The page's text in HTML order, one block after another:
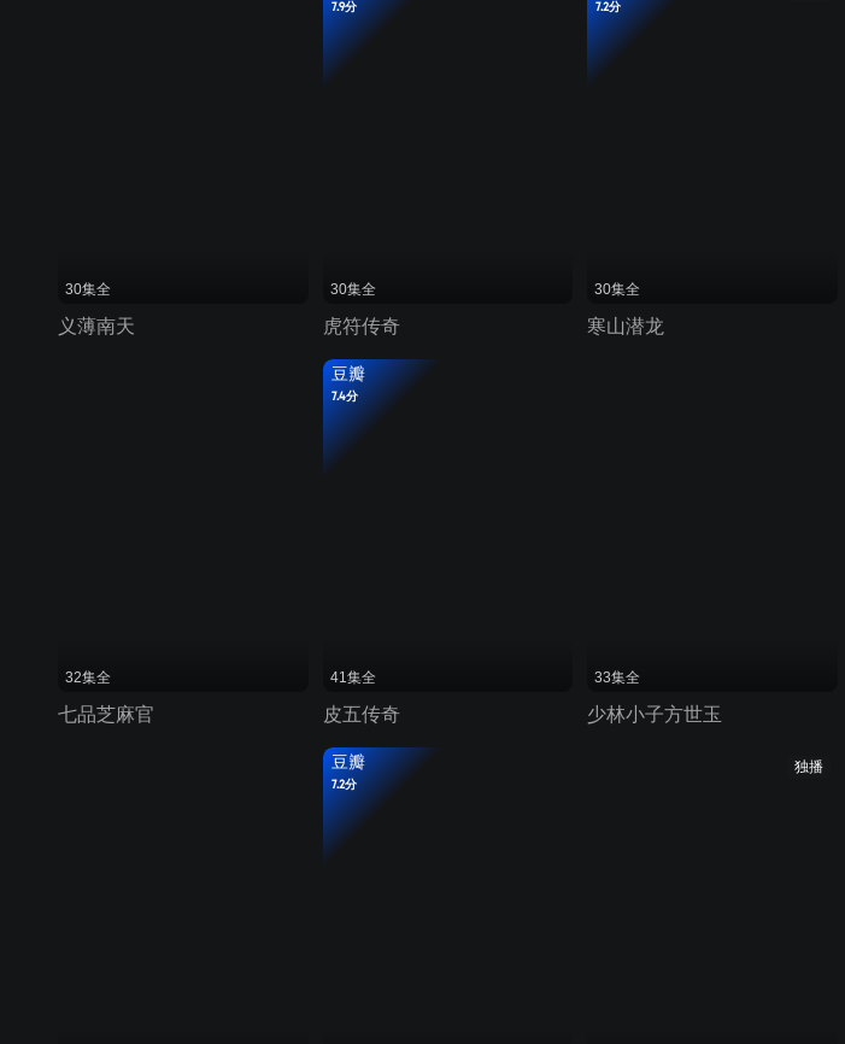
30集全
义薄南天
7.9分
30集全
虎符传奇
7.2分
30集全
寒山潜龙
32集全
七品芝麻官
豆瓣
7.4分
41集全
皮五传奇
33集全
少林小子方世玉
豆瓣
7.2分
独播